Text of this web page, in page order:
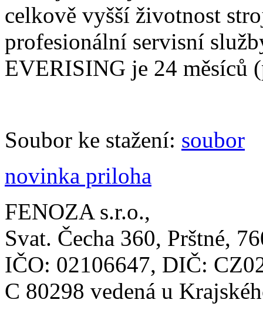
celkově vyšší životnost
profesionální servisní
EVERISING je 24 měsíců
Soubor ke stažení: soubor
novinka priloha
FENOZA s.r.o.,
Svat. Čecha 360, Prštné,
IČO: 02106647, DIČ:
C 80298 vedená u